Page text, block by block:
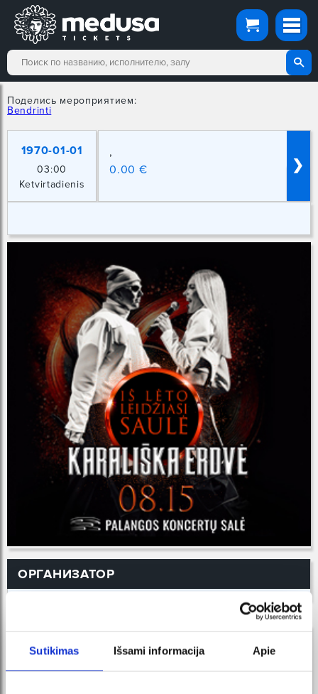
Sutikimas Išsami informacija Apie
Поделись мероприятием:
Bendrinti
1970-01-01
03:00
Ketvirtadienis
,
0.00 €
❯
ОРГАНИЗАТОР
новости в FB messenger
регистрируйтесь и Вы всегда первыми узнаете о